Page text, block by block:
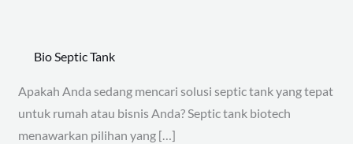
Bio Septic Tank
Apakah Anda sedang mencari solusi septic tank yang tepat
untuk rumah atau bisnis Anda? Septic tank biotech
menawarkan pilihan yang […]